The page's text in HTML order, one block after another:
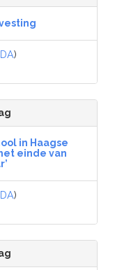
)
in Haagse
einde van
)